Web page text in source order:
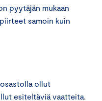
pyytäjän mukaan
samoin kuin
ollut
esiteltäviä vaatteita.